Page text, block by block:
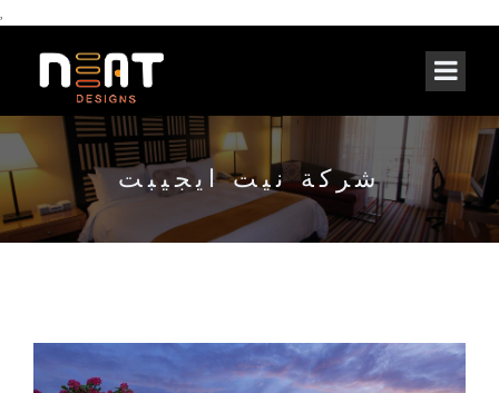
,
شركة نيت ايجيبت